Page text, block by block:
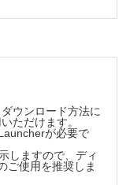
中濃度上昇
錠）
れろ！
ら積極的に介入せよ！
貼付後の主成分の
目したらよいの？
ウンロード方法に
ただけます。
が必要で
しますので、ディ
ご使用を推奨しま